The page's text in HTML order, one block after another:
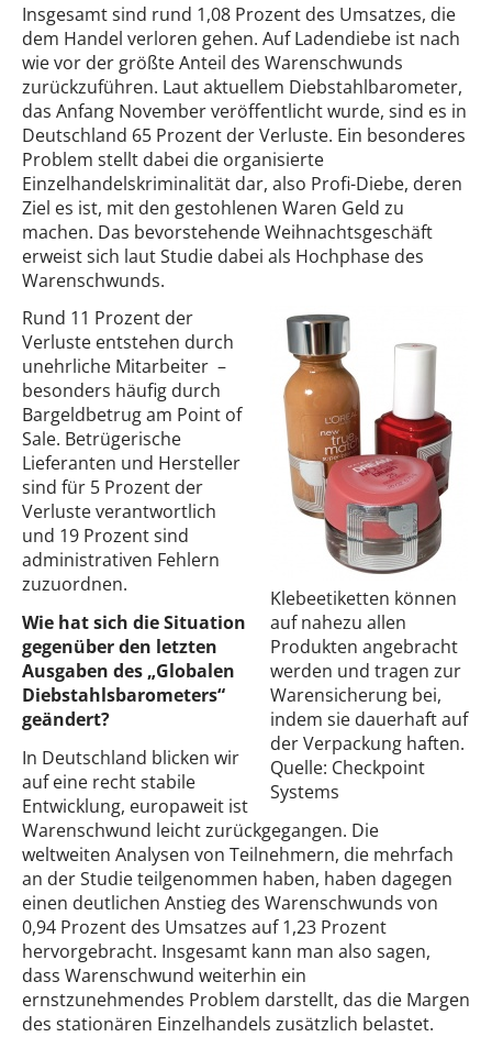
Insgesamt sind rund 1,08 Prozent des Umsatzes, die
dem Handel verloren gehen. Auf Ladendiebe ist nach
wie vor der größte Anteil des Warenschwunds
zurückzuführen. Laut aktuellem Diebstahlbarometer,
das Anfang November veröffentlicht wurde, sind es in
Deutschland 65 Prozent der Verluste. Ein besonderes
Problem stellt dabei die organisierte
Einzelhandelskriminalität dar, also Profi-Diebe, deren
Ziel es ist, mit den gestohlenen Waren Geld zu
machen. Das bevorstehende Weihnachtsgeschäft
erweist sich laut Studie dabei als Hochphase des
Warenschwunds.
Klebeetiketten können
auf nahezu allen
Produkten angebracht
werden und tragen zur
Warensicherung bei,
indem sie dauerhaft auf
der Verpackung haften.
Quelle: Checkpoint
Systems
Rund 11 Prozent der
Verluste entstehen durch
unehrliche Mitarbeiter –
besonders häufig durch
Bargeldbetrug am Point of
Sale. Betrügerische
Lieferanten und Hersteller
sind für 5 Prozent der
Verluste verantwortlich
und 19 Prozent sind
administrativen Fehlern
zuzuordnen.
Wie hat sich die Situation
gegenüber den letzten
Ausgaben des „Globalen
Diebstahlsbarometers“
geändert?
In Deutschland blicken wir
auf eine recht stabile
Entwicklung, europaweit ist
Warenschwund leicht zurückgegangen. Die
weltweiten Analysen von Teilnehmern, die mehrfach
an der Studie teilgenommen haben, haben dagegen
einen deutlichen Anstieg des Warenschwunds von
0,94 Prozent des Umsatzes auf 1,23 Prozent
hervorgebracht. Insgesamt kann man also sagen,
dass Warenschwund weiterhin ein
ernstzunehmendes Problem darstellt, das die Margen
des stationären Einzelhandels zusätzlich belastet.